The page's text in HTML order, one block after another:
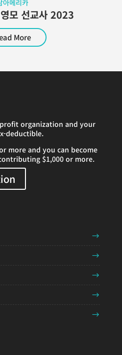
아메리카
모 선교사 2023
More
profit organization and your
deductible.
more and you can become
$1,000 or more.